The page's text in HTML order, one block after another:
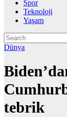
Spor
Teknoloji
Yaşam
Dünya
tebrik